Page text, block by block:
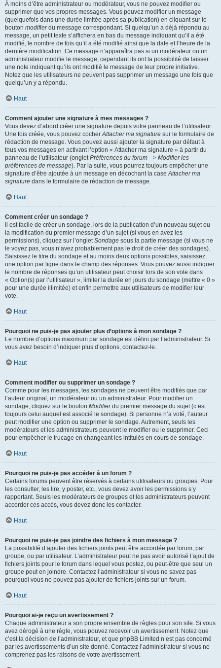
À moins d’être administrateur ou modérateur, vous ne pouvez modifier ou
supprimer que vos propres messages. Vous pouvez modifier un message
(quelquefois dans une durée limitée après sa publication) en cliquant sur le
bouton modifierdu message correspondant. Si quelqu’un a déjà répondu au
message, un petit texte s’affichera en bas du message indiquant qu’il a été
modifié, le nombre de fois qu’il a été modifié ainsi que la date et l’heure de la
dernière modification. Ce message n’apparaîtra pas si un modérateur ou un
administrateur modifie le message, cependant ils ont la possibilité de laisser
une note indiquant qu’ils ont modifié le message de leur propre initiative.
Notez que les utilisateurs ne peuvent pas supprimer un message une fois que
quelqu’un y a répondu.
Haut
Comment ajouter une signature à mes messages ?
Vous devez d’abord créer une signature depuis votre panneau de l’utilisateur.
Une fois créée, vous pouvez cocherAttacher ma signature sur le formulaire de
rédaction de message. Vous pouvez aussi ajouter la signature par défaut à
tous vos messages en activant l’option « Attacher ma signature » à partir du
panneau de l’utilisateur (ongletPréférences du forum --> Modifier les
préférences de message). Par la suite, vous pourrez toujours empêcher une
signature d’être ajoutée à un message en décochant la caseAttacher ma
signature dans le formulaire de rédaction de message.
Haut
Comment créer un sondage ?
Il est facile de créer un sondage, lors de la publication d’un nouveau sujet ou
la modification du premier message d’un sujet (si vous en avez les
permissions), cliquez sur l’ongletSondage sous la partie message (si vous ne
le voyez pas, vous n’avez probablement pas le droit de créer des sondages).
Saisissez le titre du sondage et au moins deux options possibles, saisissez
une option par ligne dans le champ des réponses. Vous pouvez aussi indiquer
le nombre de réponses qu’un utilisateur peut choisir lors de son vote dans
« Option(s) par l’utilisateur », limiter la durée en jours du sondage (mettre « 0 »
pour une durée illimitée) et enfin permettre aux utilisateurs de modifier leur
vote.
Haut
Pourquoi ne puis-je pas ajouter plus d’options à mon sondage ?
Le nombre d’options maximum par sondage est défini par l’administrateur. Si
vous avez besoin d’indiquer plus d’options, contactez-le.
Haut
Comment modifier ou supprimer un sondage ?
Comme pour les messages, les sondages ne peuvent être modifiés que par
l’auteur original, un modérateur ou un administrateur. Pour modifier un
sondage, cliquez sur le bouton Modifierdu premier message du sujet (c’est
toujours celui auquel est associé le sondage). Si personne n’a voté, l’auteur
peut modifier une option ou supprimer le sondage. Autrement, seuls les
modérateurs et les administrateurs peuvent le modifier ou le supprimer. Ceci
pour empêcher le trucage en changeant les intitulés en cours de sondage.
Haut
Pourquoi ne puis-je pas accéder à un forum ?
Certains forums peuvent être réservés à certains utilisateurs ou groupes. Pour
les consulter, les lire, y poster, etc., vous devez avoir les permissions s’y
rapportant. Seuls les modérateurs de groupes et les administrateurs peuvent
accorder ces accès, vous devez donc les contacter.
Haut
Pourquoi ne puis-je pas joindre des fichiers à mon message ?
La possibilité d’ajouter des fichiers joints peut être accordée par forum, par
groupe, ou par utilisateur. L’administrateur peut ne pas avoir autorisé l’ajout de
fichiers joints pour le forum dans lequel vous postez, ou peut-être que seul un
groupe peut en joindre. Contactez l’administrateur si vous ne savez pas
pourquoi vous ne pouvez pas ajouter de fichiers joints sur un forum.
Haut
Pourquoi ai-je reçu un avertissement ?
Chaque administrateur a son propre ensemble de règles pour son site. Si vous
avez dérogé à une règle, vous pouvez recevoir un avertissement. Notez que
c’est la décision de l’administrateur, et que phpBB Limited n’est pas concerné
par les avertissements d’un site donné. Contactez l’administrateur si vous ne
comprenez pas les raisons de votre avertissement.